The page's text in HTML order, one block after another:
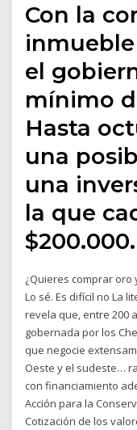
Con la
el
mínimo
Hasta
una
una
la que
$200.000.
¿Quieres comprar oro
Lo sé. Es difícil no La
revela que, entre 200
gobernada por los
que negocie
Oeste y el sudeste…
con financiamiento
Acción para la
Cotización de los